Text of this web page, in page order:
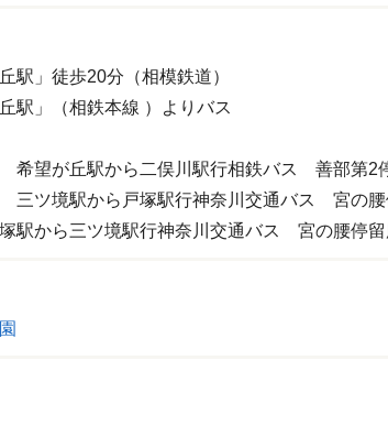
駅」徒歩20分（相模鉄道）
丘駅」（相鉄本線 ）よりバス
希望が丘駅から二俣川駅行相鉄バス 善部第2
三ツ境駅から戸塚駅行神奈川交通バス 宮の
駅から三ツ境駅行神奈川交通バス 宮の腰停